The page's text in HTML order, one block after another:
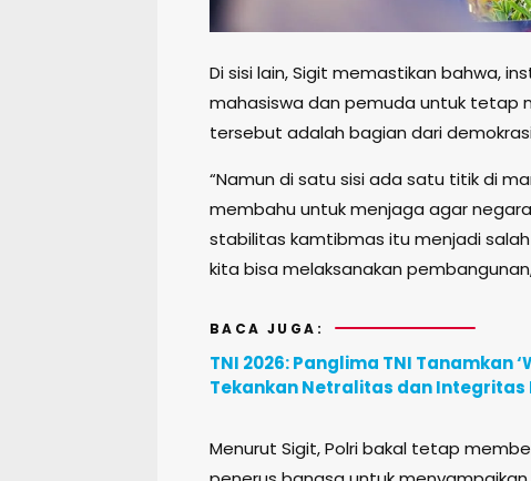
Di sisi lain, Sigit memastikan bahwa,
mahasiswa dan pemuda untuk tetap
tersebut adalah bagian dari
“Namun di satu sisi ada satu titik di
membahu untuk menjaga agar
stabilitas kamtibmas itu menjadi
kita bisa melaksanakan
BACA JUGA:
TNI 2026: Panglima TNI Tanamkan
Tekankan Netralitas dan Integritas
Menurut Sigit, Polri bakal tetap